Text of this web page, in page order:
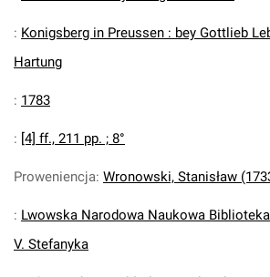
: Konigsberg in Preussen : bey Gottlieb
Hartung
: 1783
: [4] ff., 211 pp. ; 8°
Proweniencja: Wronowski, Stanisław
: Lwowska Narodowa Naukowa
V. Stefanyka